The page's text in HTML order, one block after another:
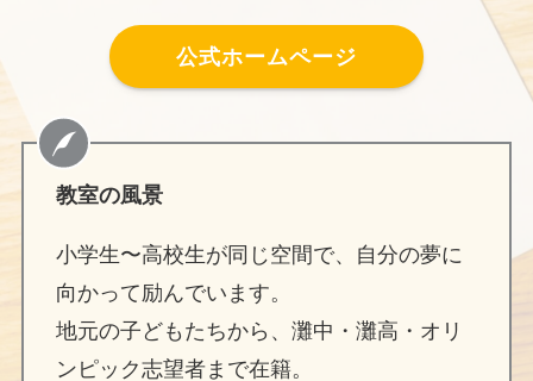
公式ホームページ
教室の風景
小学生〜高校生が同じ空間で、自分の夢に
向かって励んでいます。
地元の子どもたちから、灘中・灘高・オリ
ンピック志望者まで在籍。